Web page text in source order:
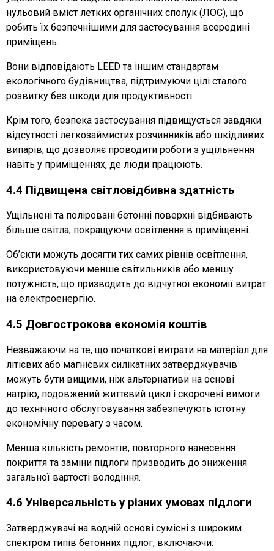
нульовий вміст летких органічних сполук (ЛОС), що
робить їх безпечнішими для застосування всередині
приміщень.
Вони відповідають LEED та іншим стандартам
екологічного будівництва, підтримуючи цілі сталого
розвитку без шкоди для продуктивності.
Крім того, безпека застосування підвищується завдяки
відсутності легкозаймистих розчинників або шкідливих
випарів, що дозволяє проводити роботи з ущільнення
навіть у приміщеннях, де люди працюють.
4.4 Підвищена світловідбивна здатність
Ущільнені та поліровані бетонні поверхні відбивають
більше світла, покращуючи освітлення в приміщенні.
Об’єкти можуть досягти тих самих рівнів освітлення,
використовуючи менше світильників або меншу
потужність, що призводить до відчутної економії витрат
на електроенергію.
4.5 Довгострокова економія коштів
Незважаючи на те, що початкові витрати на матеріал для
літієвих або магнієвих силікатних затверджувачів
можуть бути вищими, ніж альтернативи на основі
натрію, подовжений життєвий цикл і скорочені вимоги
до технічного обслуговування забезпечують істотну
економічну перевагу з часом.
Менша кількість ремонтів, повторного нанесення
покриття та заміни підлоги призводить до зниження
загальної вартості володіння.
4.6 Універсальність у різних умовах підлоги
Затверджувачі на водній основі сумісні з широким
спектром типів бетонних підлог, включаючи: